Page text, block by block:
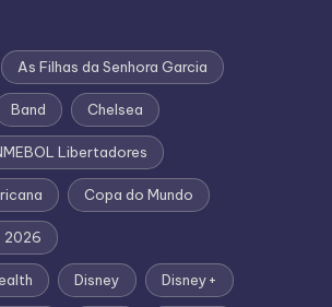
As Filhas da Senhora Garcia
Band Chelsea
Libertadores
Copa do Mundo
2026
Disney Disney+